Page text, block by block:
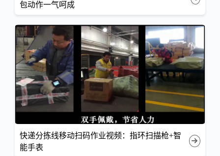
包动作一气呵成
快递分拣线移动扫码作业视频：指环扫描枪+智
能手表